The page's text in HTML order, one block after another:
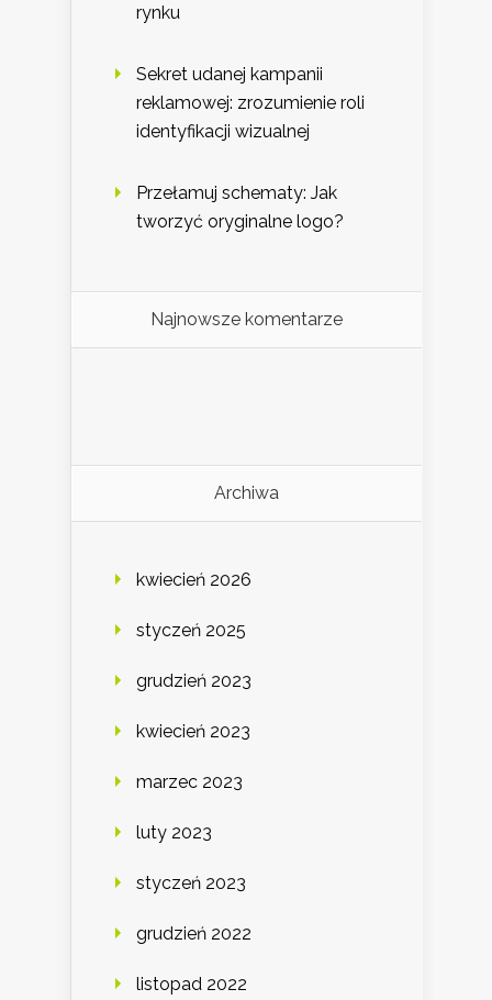
rynku
Sekret udanej kampanii
reklamowej: zrozumienie roli
identyfikacji wizualnej
Przełamuj schematy: Jak
tworzyć oryginalne logo?
Najnowsze komentarze
Archiwa
kwiecień 2026
styczeń 2025
grudzień 2023
kwiecień 2023
marzec 2023
luty 2023
styczeń 2023
grudzień 2022
listopad 2022